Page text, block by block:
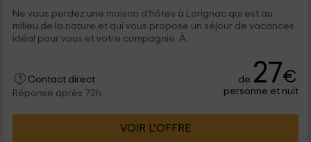
Ne vous perdez une maison d’hôtes à Lorignac qui est au
milieu de la nature et qui vous propose un séjour de vacances
idéal pour vous et votre compagnie. À...
Contact direct
Réponse après 72h
de 27€
personne et nuit
VOIR L’OFFRE